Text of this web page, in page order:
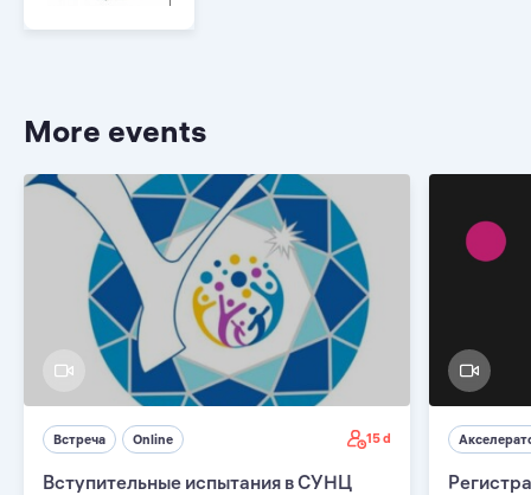
More events
Встреча Online 15 d
Вступительные испытания в СУНЦ